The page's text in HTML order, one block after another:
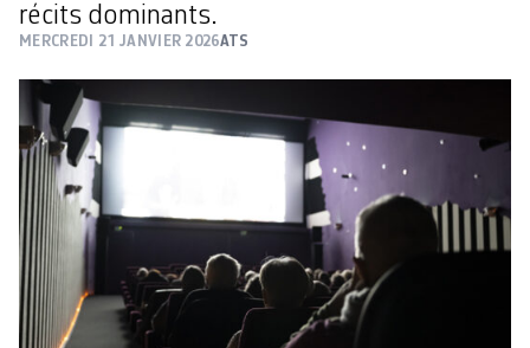
récits dominants.
MERCREDI 21 JANVIER 2026ATS